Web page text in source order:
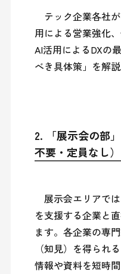
テック企業各社
用による営業強化
AI活用によるDXの
べき具体策」を解説
2. 「展示会の部
不要・定員なし）
展示会エリアで
を支援する企業と
ます。各企業の専
（知見）を得られ
情報や資料を短時